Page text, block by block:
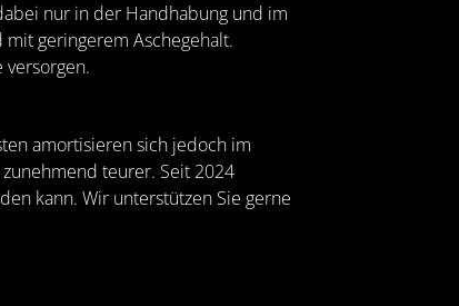
nur in der Handhabung und im
geringerem Aschegehalt.
amortisieren sich jedoch im
teurer. Seit 2024
kann. Wir unterstützen Sie gerne